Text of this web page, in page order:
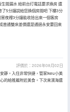
間漏水 給前台打電話要求換房 還
了5分鐘説給您換個房間吧 下樓3分
夜裡3分鐘能收拾出來一個客房
普通雙床差價還是通過永安要回來
評價於：2026年08月02日
靜。入住非常快捷，管家ikeu小美
的給推薦附近美食。下次來濱海還